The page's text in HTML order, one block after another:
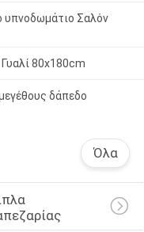
υπνοδωμάτιο Σαλόν
80x180cm
δάπεδο
Όλα